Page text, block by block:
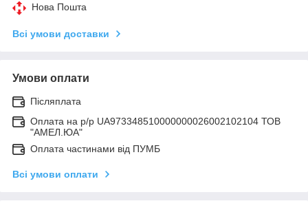
Нова Пошта
Всі умови доставки
Умови оплати
Післяплата
Оплата на р/р UA973348510000000026002102104 ТОВ
"АМЕЛ.ЮА"
Оплата частинами від ПУМБ
Всі умови оплати